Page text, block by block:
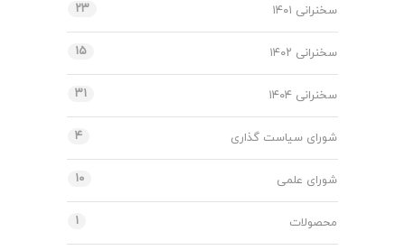
سخنرانی ۱۴۰۱ ۲۳
سخنرانی ۱۴۰۲ ۱۵
سخنرانی ۱۴۰۴ ۳۱
شورای سیاست گذاری ۴
شورای علمی ۱۰
محصولات ۱